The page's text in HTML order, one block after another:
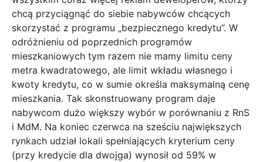
chcą przyciągnąć do siebie nabywców chcących
skorzystać z programu „bezpiecznego kredytu”. W
odróżnieniu od poprzednich programów
mieszkaniowych tym razem nie mamy limitu ceny
metra kwadratowego, ale limit wkładu własnego i
kwoty kredytu, co w sumie określa maksymalną cenę
mieszkania. Tak skonstruowany program daje
nabywcom dużo większy wybór w porównaniu z RnS
i MdM. Na koniec czerwca na sześciu największych
rynkach udział lokali spełniających kryterium ceny
(przy kredycie dla dwojga) wynosił od 59% w